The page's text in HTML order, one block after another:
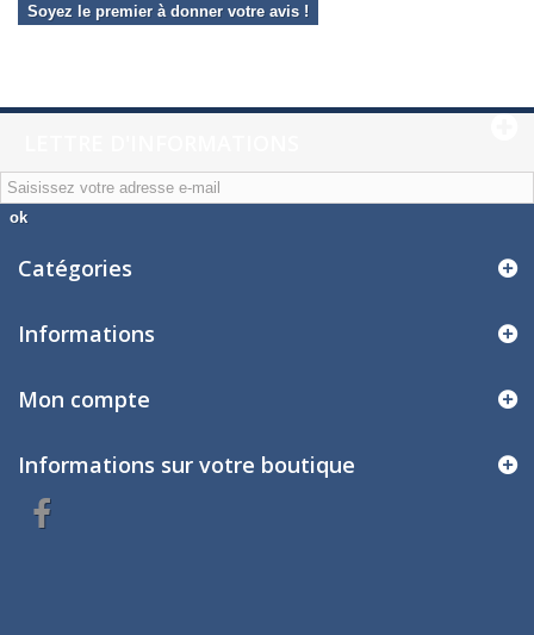
Soyez le premier à donner votre avis !
ok
Catégories
Informations
Mon compte
Informations sur votre boutique